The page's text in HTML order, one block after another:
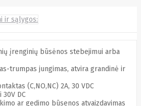
ir sąlygos:
įrenginių būsėnos stebejimui arba
trumpas jungimas, atvira grandinė ir
(C,NO,NC) 2A, 30 VDC
DC
ar gedimo būsenos atvaizdavimas